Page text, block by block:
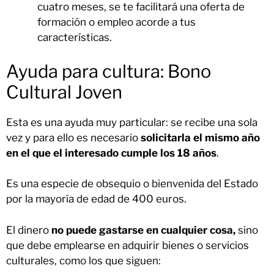
cuatro meses, se te facilitará una oferta de
formación o empleo acorde a tus
características.
Ayuda para cultura: Bono
Cultural Joven
Esta es una ayuda muy particular: se recibe una sola
vez y para ello es necesario solicitarla el mismo año
en el que el interesado cumple los 18 años.
Es una especie de obsequio o bienvenida del Estado
por la mayoría de edad de 400 euros.
El dinero no puede gastarse en cualquier cosa, sino
que debe emplearse en adquirir bienes o servicios
culturales, como los que siguen: